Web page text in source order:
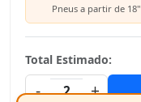
Pneus a partir de 18"
Total Estimado:
-
2 +